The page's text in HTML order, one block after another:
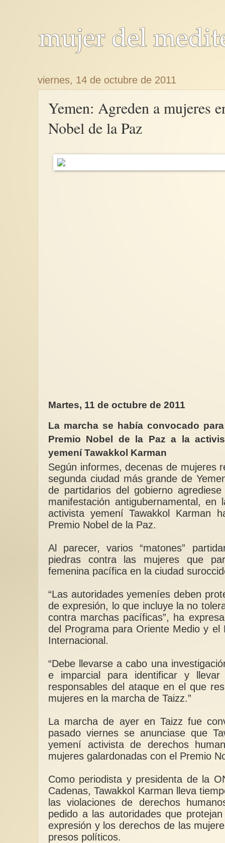
viernes, 14 de octubre de 2011
Yemen: Agreden a mujeres
Nobel de la Paz
Martes, 11 de octubre de 2011
La marcha se había convocado
Premio Nobel de la Paz a la
yemení Tawakkol Karman
Según informes, decenas de mujeres
segunda ciudad más grande de
de partidarios del gobierno
manifestación antigubernamental,
activista yemení Tawakkol Karman
Premio Nobel de la Paz.
Al parecer, varios “matones”
piedras contra las mujeres que
femenina pacífica en la ciudad
“Las autoridades yemeníes deben
de expresión, lo que incluye la no
contra marchas pacíficas”, ha
del Programa para Oriente Medio y
Internacional.
“Debe llevarse a cabo una
e imparcial para identificar y
responsables del ataque en el que
mujeres en la marcha de Taizz.”
La marcha de ayer en Taizz fue
pasado viernes se anunciase que
yemení activista de derechos
mujeres galardonadas con el Premio
Como periodista y presidenta de la
Cadenas, Tawakkol Karman lleva
las violaciones de derechos
pedido a las autoridades que
expresión y los derechos de las
presos políticos.
Mujeres libreras
habitación propia
con el uso de las
tecnologías, las
ido...